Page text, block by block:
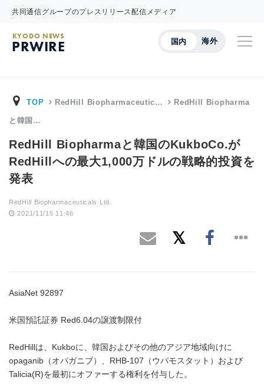
共同通信グループのプレスリリース配信メディア
国内 海外
KYODO NEWS
PRWIRE
TOP RedHill Biopharmaceutic… RedHill Biopharma
と韓国…
RedHill Biopharmaと韓国のKukboCo.が
RedHillへの最大1,000万ドルの戦略的投資を
発表
RedHill Biopharmaceuticals Ltd.
2021/11/15 11:46
AsiaNet 92897
米国預託証券 Red6.04の譲渡制限付
RedHillは、Kukboに、韓国およびその他のアジア地域向けに
opaganib（オパガニブ）、RHB-107（ウパモスタット）および
Talicia(R)を最初にオファーする権利を付与した。